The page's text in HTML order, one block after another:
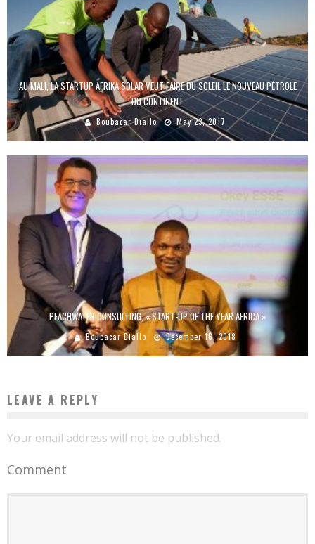
AU MALI, LA STARTUP AFRIKA SOLAR VEUT FAIRE DU SOLEIL LE NOUVEAU PÉTROLE
DU CONTINENT
Boubacar Diallo May 23, 2017
PEACHWATER CONSULTING, « START-UP OF THE YEAR AFRICA »
Boubacar Diallo December 16, 2018
LEAVE A REPLY
Your email address will not be published.
Comment